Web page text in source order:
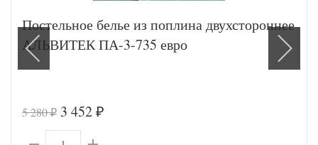
Постельное белье из поплина двухстороннее
АЛЬВИТЕК ПА-3-735 евро
5 280₽ 3 452 ₽